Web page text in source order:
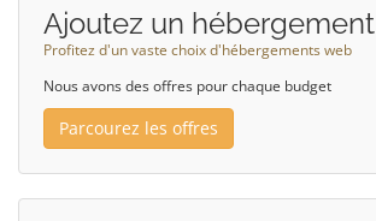
Ajoutez un hébergement
Profitez d'un vaste choix d'hébergements web
Nous avons des offres pour chaque budget
Parcourez les offres